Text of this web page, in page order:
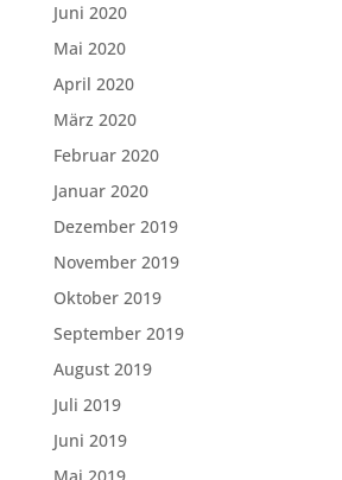
Juni 2020
Mai 2020
April 2020
März 2020
Februar 2020
Januar 2020
Dezember 2019
November 2019
Oktober 2019
September 2019
August 2019
Juli 2019
Juni 2019